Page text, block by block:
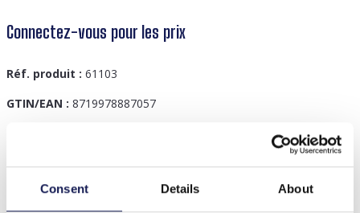
Consent Details About
Connectez-vous pour les prix
Réf. produit : 61103
GTIN/EAN : 8719978887057
Description
I-B16.1 B827-001 Bracelet Facted Glassbeads Oeteldonk